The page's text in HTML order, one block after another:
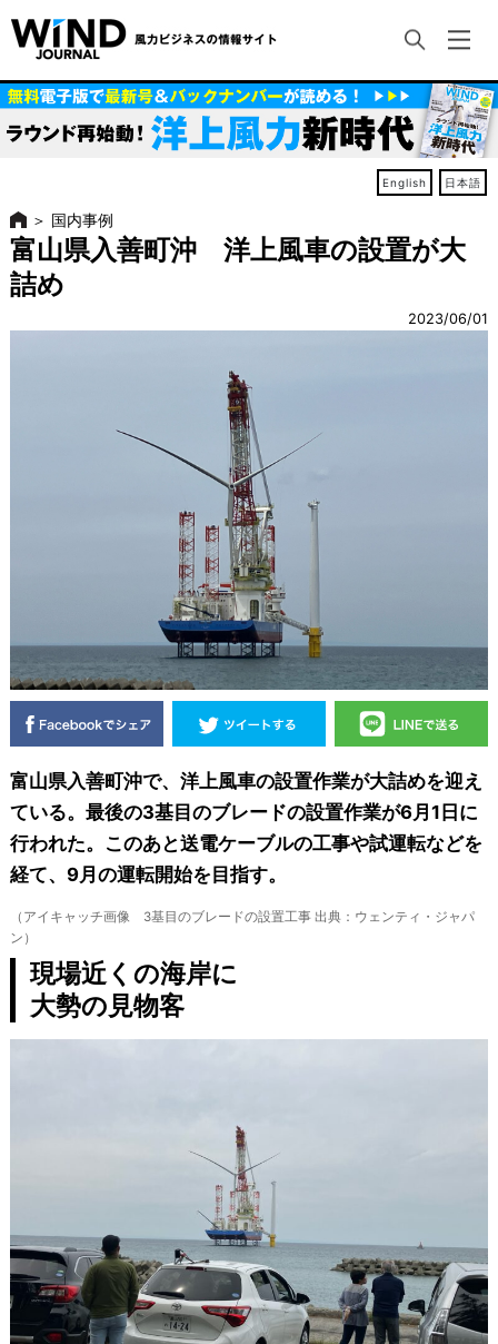
English 日本語
＞ 国内事例
富山県入善町沖 洋上風車の設置が大
詰め
2023/06/01
富山県入善町沖で、洋上風車の設置作業が大詰めを迎え
ている。最後の3基目のブレードの設置作業が6月1日に
行われた。このあと送電ケーブルの工事や試運転などを
経て、9月の運転開始を目指す。
（アイキャッチ画像 3基目のブレードの設置工事 出典：ウェンティ・ジャパ
ン）
現場近くの海岸に
大勢の見物客